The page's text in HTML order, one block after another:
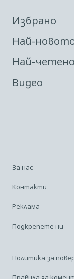
Избрано
Най-
Най-
Видео
За нас
Контакти
Реклама
Подкрепете ни
Политика за